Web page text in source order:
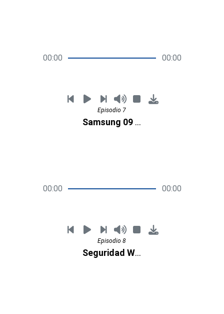
00:00 00:00
Episodio 7
Samsung 09 de julio
00:00 00:00
Episodio 8
Seguridad Web